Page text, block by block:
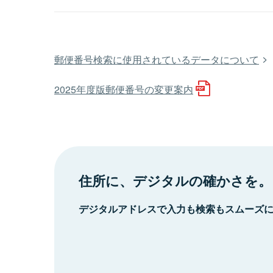
郵便番号検索に使用されているデータについて
2025年度版郵便番号の変更案内
住所に、デジタルの確かさを。
デジタルアドレスで入力も検索もスムーズ